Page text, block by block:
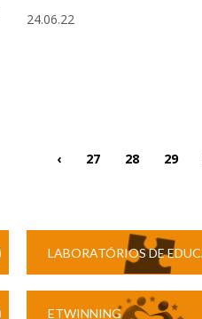
24.06.22
‹ 27 28 29
LABORATÓRIOS DE
ETWINNING